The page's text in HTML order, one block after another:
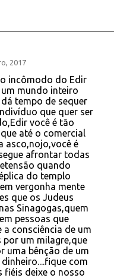
2017
incômodo do Edir
um mundo inteiro
tempo de sequer
que quer ser
você é tão
até o comercial
asco,nojo,você é
afrontar todas
quando
do templo
vergonha mente
que os Judeus
Sinagogas,quem
pessoas que
consciência de um
um milagre,que
uma bênção de um
com
fiéis deixe o nosso